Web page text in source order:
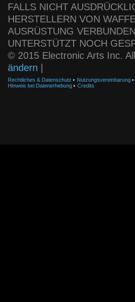
FALLS NICHT
HERSTELLERN VON
AUSRÜSTUNG
UNTERSTÜTZT NOCH
© 2015 Electronic Arts Inc.
ändern
Rechtliches & Datenschutz Nutzungsvereinbarung
Hinweis bei Datenerhebung
Credits